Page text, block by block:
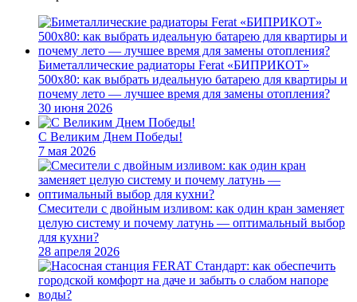
Биметаллические радиаторы Ferat «БИПРИКОТ»
500x80: как выбрать идеальную батарею для квартиры и
почему лето — лучшее время для замены отопления?
30 июня 2026
С Великим Днем Победы!
7 мая 2026
Смесители с двойным изливом: как один кран заменяет
целую систему и почему латунь — оптимальный выбор
для кухни?
28 апреля 2026